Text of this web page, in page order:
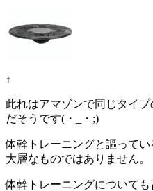
↑
此れはアマゾンで同じタイ
だそうです(・_・;)
体幹トレーニングと謳って
大層なものではありません。
体幹トレーニングについて